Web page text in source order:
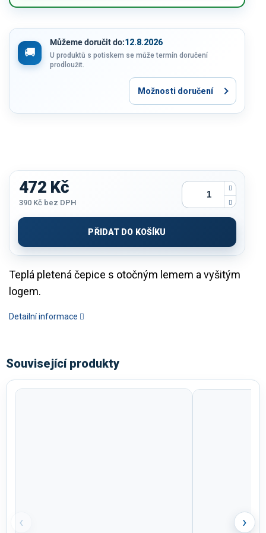
Můžeme doručit do:12.8.2026
U produktů s potiskem se může termín doručení
prodloužit.
Možnosti doručení
Teplá pletená čepice s otočným lemem a vyšitým
logem.
Detailní informace
472 Kč
390 Kč bez DPH
cena:
PŘIDAT DO KOŠÍKU
Související produkty
‹ ›